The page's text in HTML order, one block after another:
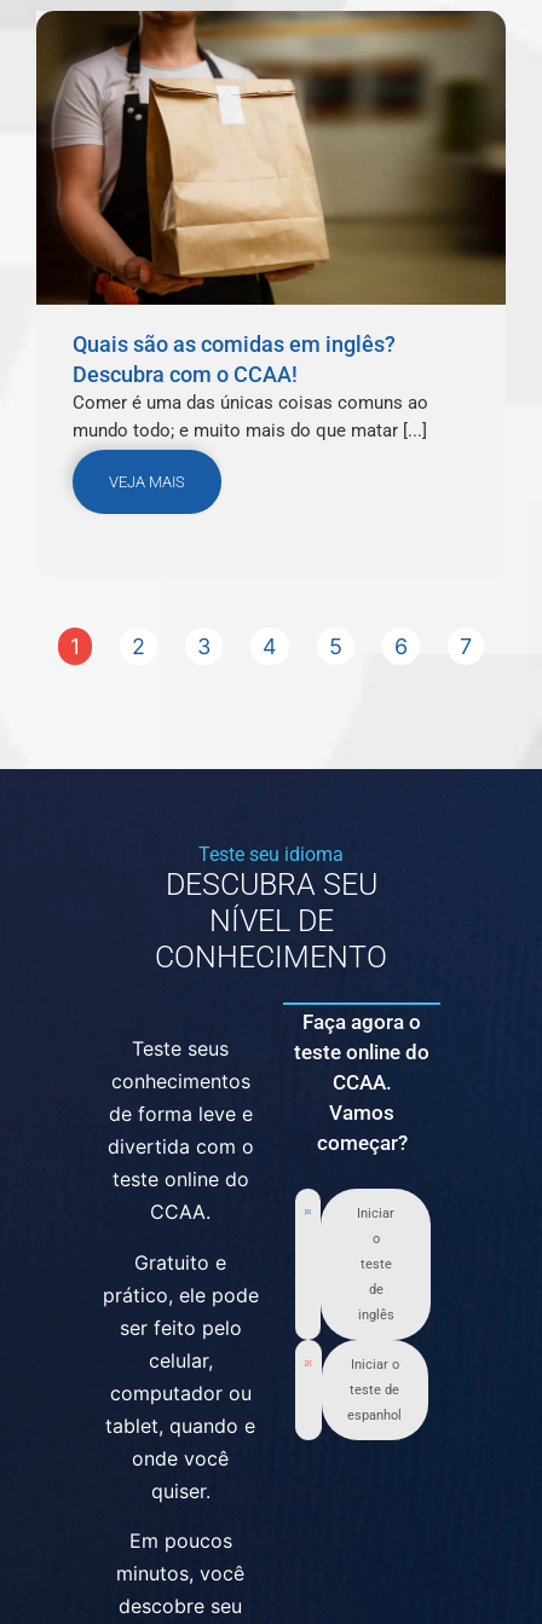
Quais são as comidas em inglês?
Descubra com o CCAA!
Comer é uma das únicas coisas comuns ao
mundo todo; e muito mais do que matar [...]
VEJA MAIS
1 2 3 4 5 6 7
Teste seu idioma
DESCUBRA SEU
NÍVEL DE
CONHECIMENTO
Teste seus
conhecimentos
de forma leve e
divertida com o
teste online do
CCAA.
Gratuito e
prático, ele pode
ser feito pelo
celular,
computador ou
tablet, quando e
onde você
quiser.
Em poucos
minutos, você
descobre seu
Faça agora o
teste online do
CCAA.
Vamos
começar?
Iniciar
o
teste
de
inglês
Iniciar o
teste de
espanhol